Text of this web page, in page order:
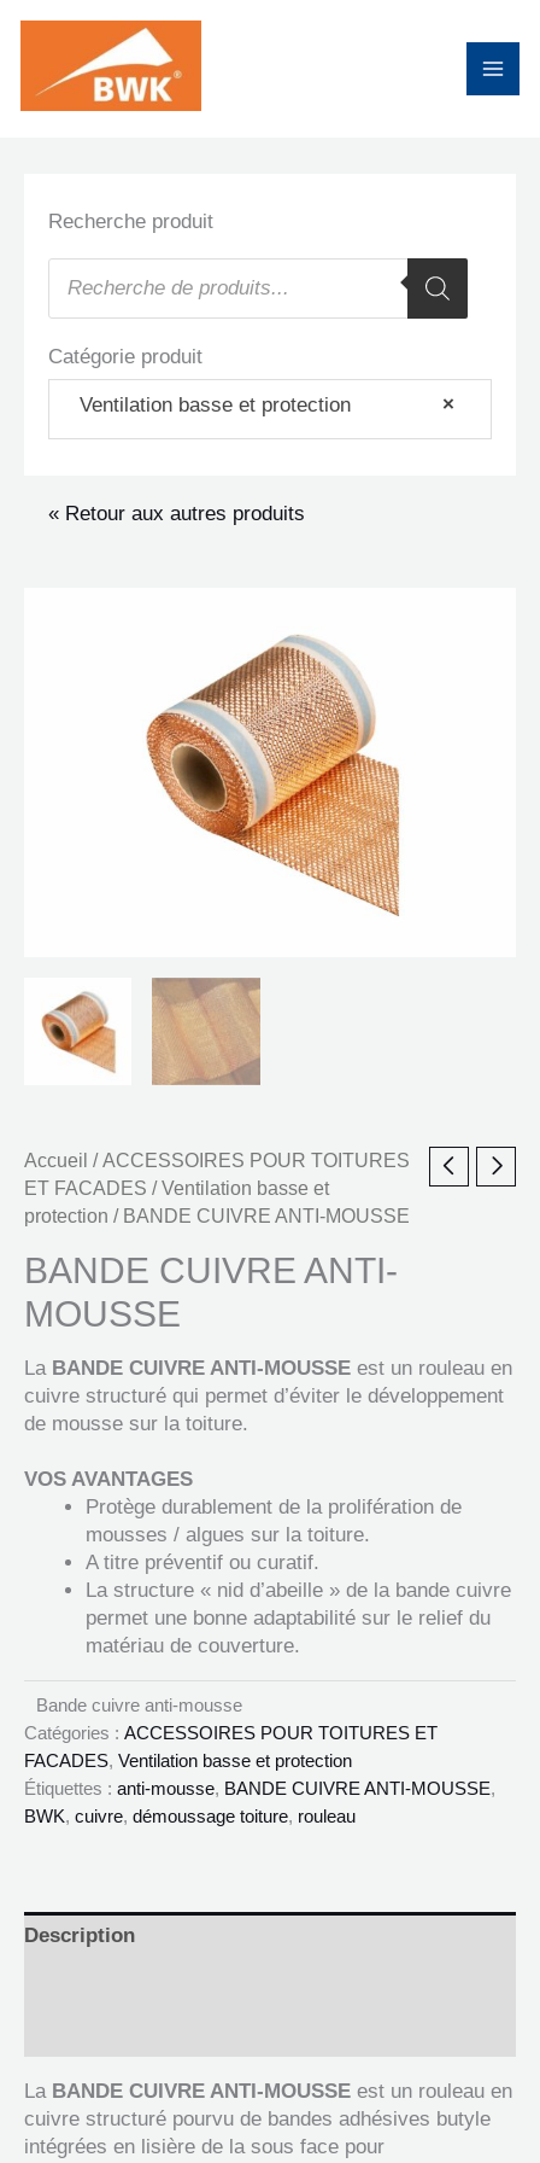
contenu
Recherche produit
Recherche
de
Catégorie produit
×
Ventilation basse et protection
« Retour aux autres produits
Accueil /ACCESSOIRES POUR TOITURES
ET FACADES /Ventilation basse et
protection / BANDE CUIVRE ANTI-MOUSSE
BANDE CUIVRE ANTI-
MOUSSE
LaBANDE CUIVRE ANTI-MOUSSE est un rouleau en
cuivre structuré qui permet d’éviter le développement
de mousse sur la toiture.
VOS AVANTAGES
Protège durablement de la prolifération de
mousses / algues sur la toiture.
A titre préventif ou curatif.
La structure « nid d’abeille » de la bande cuivre
permet une bonne adaptabilité sur le relief du
matériau de couverture.
Bande cuivre anti-mousse
Catégories : ACCESSOIRES POUR TOITURES ET
FACADES, Ventilation basse et protection
Étiquettes : anti-mousse, BANDE CUIVRE ANTI-MOUSSE,
BWK, cuivre, démoussage toiture, rouleau
Description
La BANDE CUIVRE ANTI-MOUSSE est un rouleau en
cuivre structuré pourvu de bandes adhésives butyle
intégrées en lisière de la sous face pour